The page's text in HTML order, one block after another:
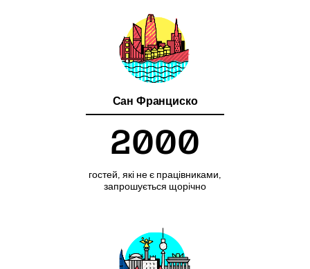
Сан Франциско
2000
гостей, які не є працівниками,
запрошується щорічно